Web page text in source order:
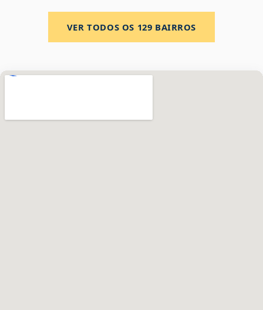
VER TODOS OS 129 BAIRROS